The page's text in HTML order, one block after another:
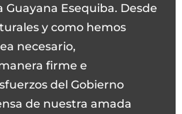
Guayana Esequiba. Desde
y como hemos
necesario,
firme e
del Gobierno
de nuestra amada